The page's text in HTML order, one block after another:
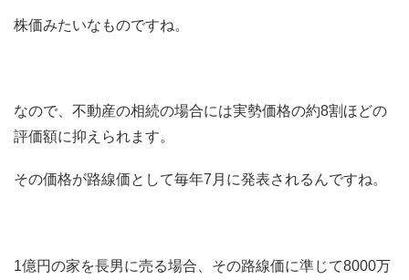
株価みたいなものですね。
なので、不動産の相続の場合には実勢価格の約8割ほどの
評価額に抑えられます。
その価格が路線価として毎年7月に発表されるんですね。
1億円の家を長男に売る場合、その路線価に準じて8000万